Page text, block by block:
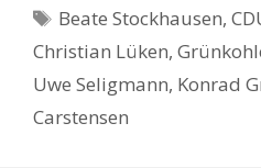
Schlagwörter
Beate Stockhausen,
Christian Lüken,
Uwe Seligmann, Konrad
Carstensen